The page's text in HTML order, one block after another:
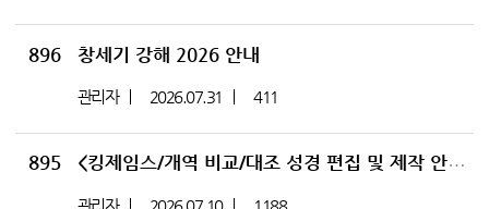
896 창세기 강해 2026 안내
관리자 2026.07.31 411
895 <킹제임스/개역 비교/대조 성경 편집 및 제작 안내>